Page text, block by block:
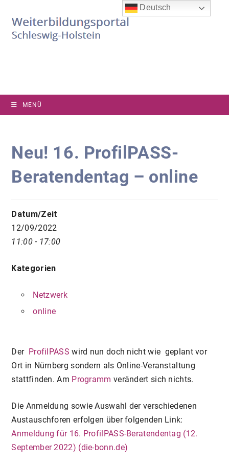
Inhalt
springen
MENÜ
Neu! 16. ProfilPASS-
Beratendentag – online
Datum/Zeit
12/09/2022
11:00 - 17:00
Kategorien
Netzwerk
online
Der ProfilPASS wird nun doch nicht wie geplant vor
Ort in Nürnberg sondern als Online-Veranstaltung
stattfinden. Am Programm verändert sich nichts.
Die Anmeldung sowie Auswahl der verschiedenen
Austauschforen erfolgen über folgenden Link:
Anmeldung für 16. ProfilPASS-Beratendentag (12.
September 2022) (die-bonn.de)
Deutsch